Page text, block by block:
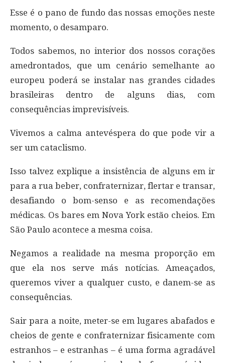
Esse é o pano de fundo das nossas emoções neste
momento, o desamparo.
Todos sabemos, no interior dos nossos corações
amedrontados, que um cenário semelhante ao
europeu poderá se instalar nas grandes cidades
brasileiras dentro de alguns dias, com
consequências imprevisíveis.
Vivemos a calma antevéspera do que pode vir a
ser um cataclismo.
Isso talvez explique a insistência de alguns em ir
para a rua beber, confraternizar, flertar e transar,
desafiando o bom-senso e as recomendações
médicas. Os bares em Nova York estão cheios. Em
São Paulo acontece a mesma coisa.
Negamos a realidade na mesma proporção em
que ela nos serve más notícias. Ameaçados,
queremos viver a qualquer custo, e danem-se as
consequências.
Sair para a noite, meter-se em lugares abafados e
cheios de gente e confraternizar fisicamente com
estranhos – e estranhas – é uma forma agradável